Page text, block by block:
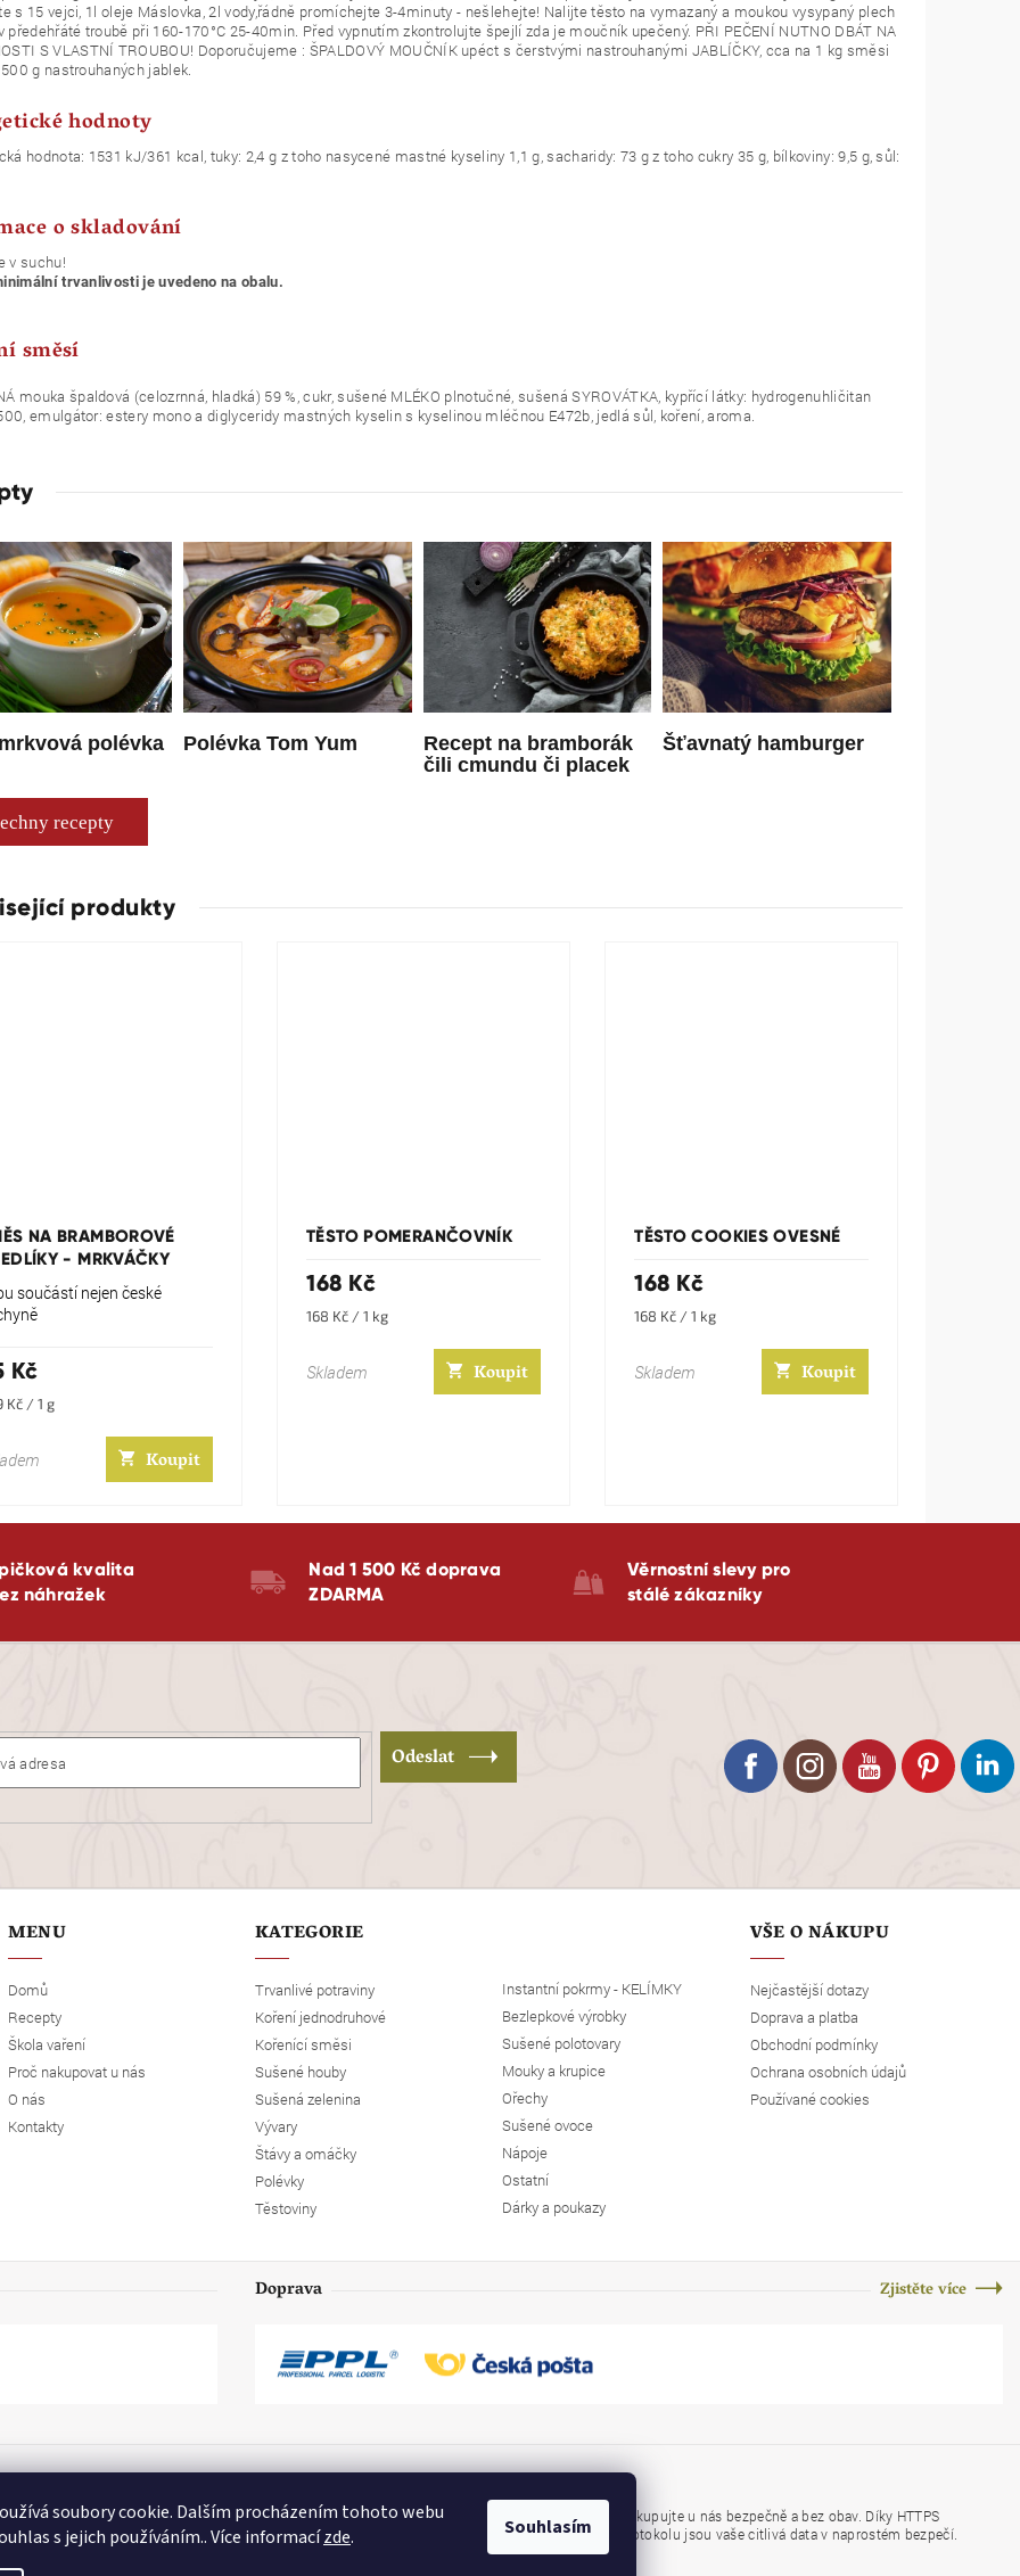
soubory cookie. Dalším procházením tohoto webu
s jejich používáním.. Více informacízde. Souhlasím
produkty
NA BRAMBOROVÉ
- MRKVÁČKY
součástí nejen české
Kč
Kč / 1 g
Koupit
TĚSTO POMERANČOVNÍK
produktu
je
5,0
z
5
168 Kč
Měrná
168 Kč / 1 kg
Skladem Koupit
TĚSTO COOKIES OVESNÉ
168 Kč
Měrná
168 Kč / 1 kg
Skladem Koupit
s 15 vejci, 1l oleje Máslovka, 2l vody,řádně promíchejte 3-4minuty - nešlehejte! Nalijte těsto na vymazaný a moukou vysypaný plech
předehřáté troubě při 160-170°C 25-40min. Před vypnutím zkontrolujte špejlí zda je moučník upečený. PŘI PEČENÍ NUTNO DBÁT NA
S VLASTNÍ TROUBOU! Doporučujeme : ŠPALDOVÝ MOUČNÍK upéct s čerstvými nastrouhanými JABLÍČKY, cca na 1 kg směsi
g nastrouhaných jablek.
hodnoty
hodnota: 1531 kJ/361 kcal, tuky: 2,4 g z toho nasycené mastné kyseliny 1,1 g, sacharidy: 73 g z toho cukry 35 g, bílkoviny: 9,5 g, sůl:
o skladování
v suchu!
trvanlivosti je uvedeno na obalu.
směsí
mouka špaldová (celozrnná, hladká) 59 %, cukr, sušené MLÉKO plnotučné, sušená SYROVÁTKA, kypřící látky: hydrogenuhličitan
emulgátor: estery mono a diglyceridy mastných kyselin s kyselinou mléčnou E472b, jedlá sůl, koření, aroma.
polévka
Polévka Tom Yum
Recept na bramborák
čili cmundu či placek
Šťavnatý hamburger
recepty
kvalita
náhražek
Nad 1 500 Kč doprava
ZDARMA
Věrnostní slevy pro
stálé zákazníky
Odeslat
MENU
Domů
Recepty
Škola vaření
Proč nakupovat u nás
O nás
Kontakty
KATEGORIE
Trvanlivé potraviny
Koření jednodruhové
Kořenící směsi
Sušené houby
Sušená zelenina
Vývary
Štávy a omáčky
Polévky
Těstoviny
Instantní pokrmy - KELÍMKY
Bezlepkové výrobky
Sušené polotovary
Mouky a krupice
Ořechy
Sušené ovoce
Nápoje
Ostatní
Dárky a poukazy
VŠE O NÁKUPU
Nejčastější dotazy
Doprava a platba
Obchodní podmínky
Ochrana osobních údajů
Používané cookies
Doprava Zjistěte více
https://
Nakupujte u nás bezpečně a bez obav. Díky HTTPS
protokolu jsou vaše citlivá data v naprostém bezpečí.